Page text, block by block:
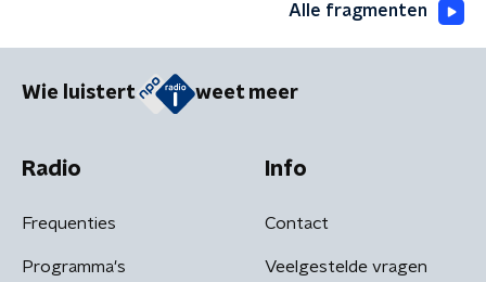
Alle fragmenten
Wie luistert weet meer
Radio
Frequenties
Programma's
Info
Contact
Veelgestelde vragen